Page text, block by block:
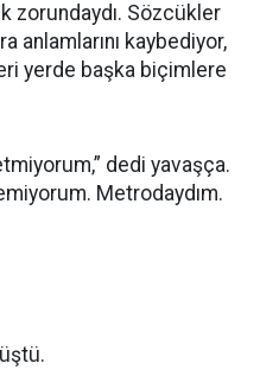
zorundaydı. Sözcükler
anlamlarını kaybediyor,
yerde başka biçimlere
dedi yavaşça.
Metrodaydım.